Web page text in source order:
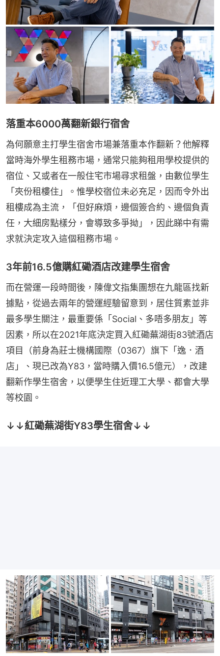
落重本6000萬翻新銀行宿舍
為何願意主打學生宿舍市場兼落重本作翻新？他解釋
當時海外學生租務市場，通常只能夠租用學校提供的
宿位、又或者在一般住宅市場尋求租盤，由數位學生
「夾份租樓住」。惟學校宿位未必充足，因而令外出
租樓成為主流，「但好麻煩，邊個簽合約、邊個負責
任，大細房點樣分，會導致多爭拗」，因此睇中有需
求就決定攻入這個租務市場。
3年前16.5億購紅磡酒店改建學生宿舍
而在營運一段時間後，陳偉文指集團想在九龍區找新
據點，從過去兩年的營運經驗留意到，居住質素並非
最多學生關注，最重要係「Social、多唔多朋友」等
因素，所以在2021年底決定買入紅磡蕪湖街83號酒店
項目（前身為莊士機構國際（0367）旗下「逸．酒
店」、現已改為Y83，當時購入價16.5億元），改建
翻新作學生宿舍，以便學生住近理工大學、都會大學
等校園。
↓↓紅磡蕪湖街Y83學生宿舍↓↓